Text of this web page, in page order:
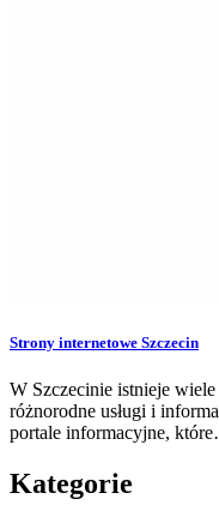
Strony internetowe Szczecin
W Szczecinie istnieje
różnorodne usługi i
portale informacyjne,
Kategorie